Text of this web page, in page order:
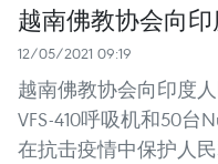
越南佛教协会向
12/05/2021 09:19
越南佛教协会向印度
VFS-410呼吸机和50台
在抗击疫情中保护人